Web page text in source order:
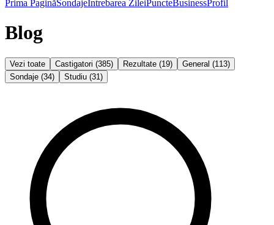
Prima PaginăSondajeÎntrebarea ZileiPuncteBusinessProfil
Blog
Vezi toate Castigatori (385) Rezultate (19) General (113)
Sondaje (34) Studiu (31 )